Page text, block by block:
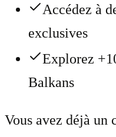
Accédez à
exclusives
Explorez
Balkans
Vous avez déjà un